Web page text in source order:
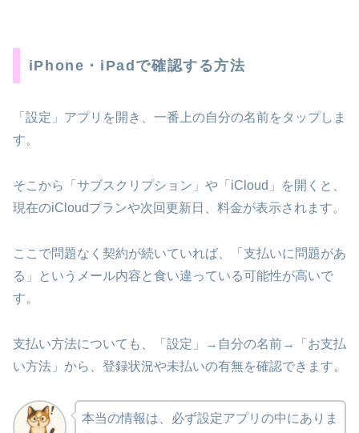
iPhone・iPadで確認する方法
「設定」アプリを開き、一番上の自分の名前をタップしま
す。
そこから「サブスクリプション」や「iCloud」を開くと、
現在のiCloudプランや次回更新日、料金が表示されます。
ここで問題なく契約が続いていれば、「支払いに問題があ
る」というメール内容と食い違っている可能性が高いで
す。
支払い方法についても、「設定」→自分の名前→「お支払
い方法」から、登録状況や未払いの有無を確認できます。
本当の情報は、必ず設定アプリの中にありま